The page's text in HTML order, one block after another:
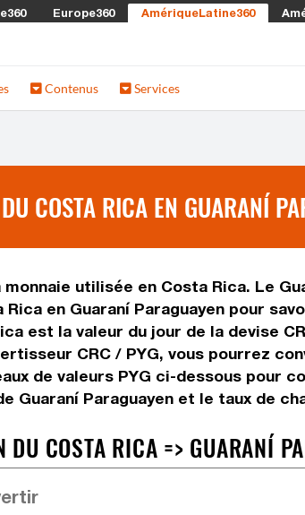
Europe360 AmériqueLatine360
Contenus Services
COSTA RICA EN GUARANÍ
utilisée en Costa Rica. Le
en Guaraní Paraguayen pour
est la valeur du jour de la devise
CRC / PYG, vous pourrez
de valeurs PYG ci-dessous pour
Guaraní Paraguayen et le taux de
DU COSTA RICA => GUARANÍ